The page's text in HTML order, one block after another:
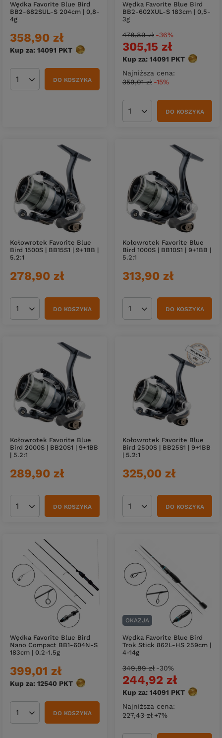
Wędka Favorite Blue Bird
BB2‑682SUL‑S 204cm | 0,8-
4g
358,90 zł
Kup za: 14091 PKT punktów
Ilość produktówDO KOSZYKA
Wędka Favorite Blue Bird
BB2‑602XUL‑S 183cm | 0,5-
3g
305,15 zł
Kup za: 14091 PKT punktów
Najniższa cena:
359,01 zł -15%
478,89 zł -36%
Ilość produktówDO KOSZYKA
Kołowrotek Favorite Blue
Bird 1500S | BB15S1 | 9+1BB |
5.2:1
278,90 zł
Ilość produktówDO KOSZYKA
Kołowrotek Favorite Blue
Bird 1000S | BB10S1 | 9+1BB |
5.2:1
313,90 zł
Ilość produktówDO KOSZYKA
Kołowrotek Favorite Blue
Bird 2000S | BB20S1 | 9+1BB
| 5.2:1
289,90 zł
Ilość produktówDO KOSZYKA
Kołowrotek Favorite Blue
Bird 2500S | BB25S1 | 9+1BB
| 5.2:1
325,00 zł
Ilość produktówDO KOSZYKA
Wędka Favorite Blue Bird
Nano Compact BB1-604N-S
183cm | 0.2-1.5g
399,01 zł
Kup za: 12540 PKT punktów
Ilość produktówDO KOSZYKA
OKAZJA
Wędka Favorite Blue Bird
Trok Stick 862L-HS 259cm |
4-14g
244,92 zł
Kup za: 14091 PKT punktów
Najniższa cena:
227,43 zł +7%
349,89 zł -30%